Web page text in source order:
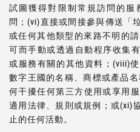
試圖獲得對限制常規訪問的
問；(vi)直接或間接參與傳送「
或任何其他類型的來路不明的
可而手動或透過自動程序收集
或服務有關的其他資料；(viii)
數字王國的名稱、商標或產品
何干擾任何第三方使用或享用
適用法律、規則或規例；或(xi)
止的任何活動。